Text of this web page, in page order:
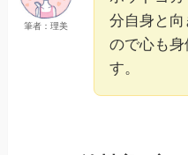
筆者：理美
分自身と
ので心も身
す。